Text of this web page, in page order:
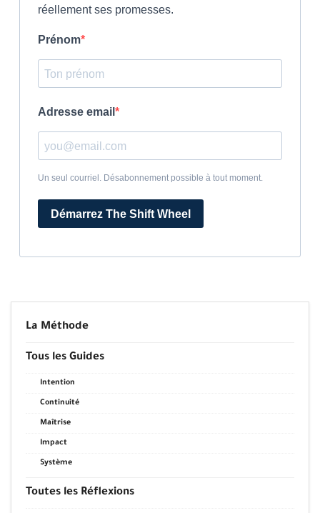
réellement ses promesses.
Prénom
Adresse email
Un seul courriel. Désabonnement possible à tout moment.
Démarrez The Shift Wheel
La Méthode
Tous les Guides
Intention
Continuité
Maîtrise
Impact
Système
Toutes les Réflexions